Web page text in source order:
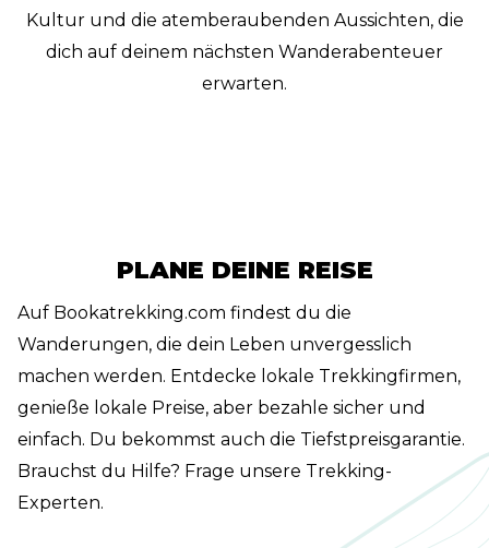
Kultur und die atemberaubenden Aussichten, die
dich auf deinem nächsten Wanderabenteuer
erwarten.
PLANE DEINE REISE
Auf Bookatrekking.com findest du die
Wanderungen, die dein Leben unvergesslich
machen werden. Entdecke lokale Trekkingfirmen,
genieße lokale Preise, aber bezahle sicher und
einfach. Du bekommst auch die Tiefstpreisgarantie.
Brauchst du Hilfe? Frage unsere Trekking-
Experten.